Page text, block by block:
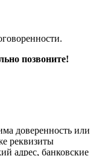
позвоните!
доверенность или
реквизиты
адрес, банковские